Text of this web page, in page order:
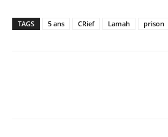
TAGS 5 ans CRief Lamah prison